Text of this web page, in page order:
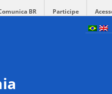
BR Participe